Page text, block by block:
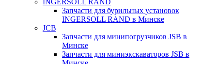
INGERSOLL RAND
Запчасти для бурильных установок
INGERSOLL RAND в Минске
JCB
Запчасти для минипогрузчиков JSB в
Минске
Запчасти для миниэкскаваторов JSB в